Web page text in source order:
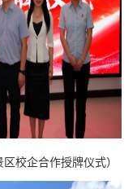
区校企合作授牌仪式）